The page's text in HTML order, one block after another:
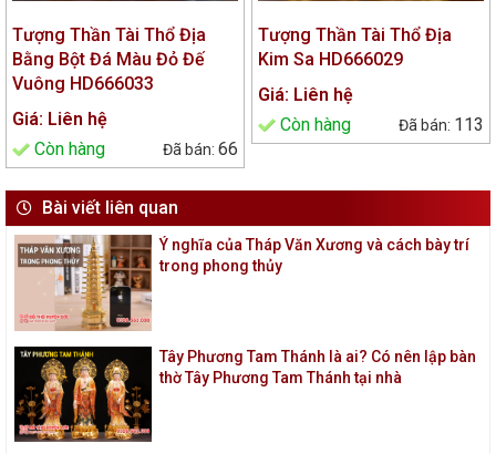
Tượng Thần Tài Thổ Địa
Bằng Bột Đá Màu Đỏ Đế
Vuông HD666033
Giá: Liên hệ
Còn hàng
66
Tượng Thần Tài Thổ Địa
Kim Sa HD666029
Giá: Liên hệ
Còn hàng
113
Bài viết liên quan
Ý nghĩa của Tháp Văn Xương và cách bày trí
trong phong thủy
Tây Phương Tam Thánh là ai? Có nên lập bàn
thờ Tây Phương Tam Thánh tại nhà